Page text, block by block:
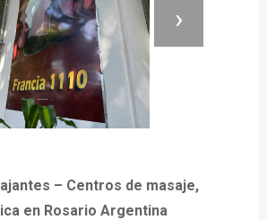
›
– Centros de masaje,
en Rosario Argentina